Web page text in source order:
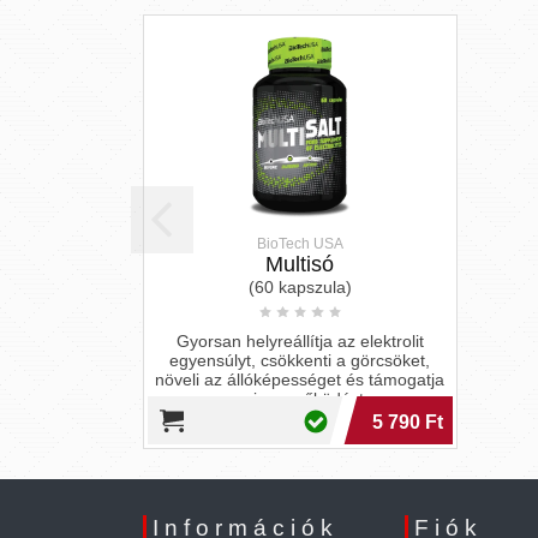
BioTech USA
Multisó
(60 kapszula)
Gyorsan helyreállítja az elektrolit
egyensúlyt, csökkenti a görcsöket,
növeli az állóképességet és támogatja
az izomműködést.
5 790 Ft
Információk Fiók